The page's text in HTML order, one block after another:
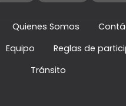
Quienes Somos
Equipo
Reglas de
Tránsito